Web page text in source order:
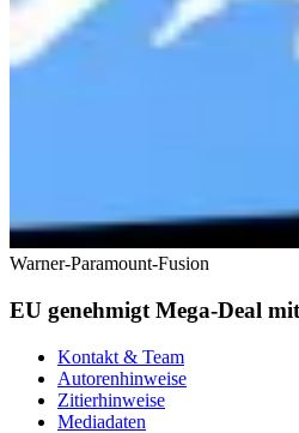
Warner-Paramount-Fusion
EU genehmigt Mega-Deal
Kontakt & Team
Autorenhinweise
Zitierhinweise
Mediadaten